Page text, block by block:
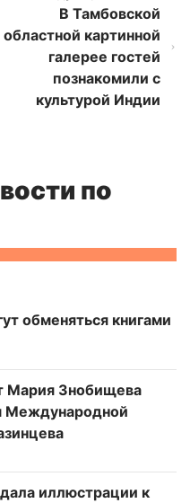
В Тамбовской
областной картинной
галерее гостей
познакомили с
культурой Индии
по
обменяться книгами
Мария Знобищева
Международной
иллюстрации к